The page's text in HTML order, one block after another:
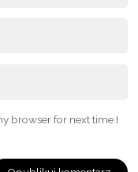
browser for next time I